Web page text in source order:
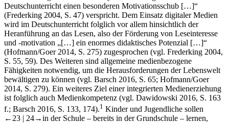
ein medial angereicherter bzw. symmedial ausgerichteter
Deutschunterricht einen besonderen Motivationsschub […]“
(Frederking2004, S. 47) verspricht. Dem Einsatz digitaler Medien
wird im Deutschunterricht folglich vor allem hinsichtlich der
Heranführung an das Lesen, also der Förderung von Leseinteresse
und -motivation „[…] ein enormes didaktisches Potenzial […]“
(Hofmann/Goer2014, S. 275) zugesprochen (vgl. Frederking
S. 55, 59). Des Weiteren sind allgemeine medienbezogene
Fähigkeiten notwendig, um die Herausforderungen der Lebenswelt
bewältigen zu können (vgl. Barsch2016, S. 65; Hofmann/Goer
2014, S. 279). Ein weiteres Ziel einer integrierten Medienerziehung
ist folglich auch Medienkompetenz (vgl. Dawidowski2016, S. 163
f.; Barsch2016, S. 133, 174).1Kinder und Jugendliche sollen